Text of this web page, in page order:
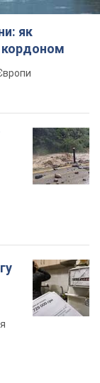
як
кордоном